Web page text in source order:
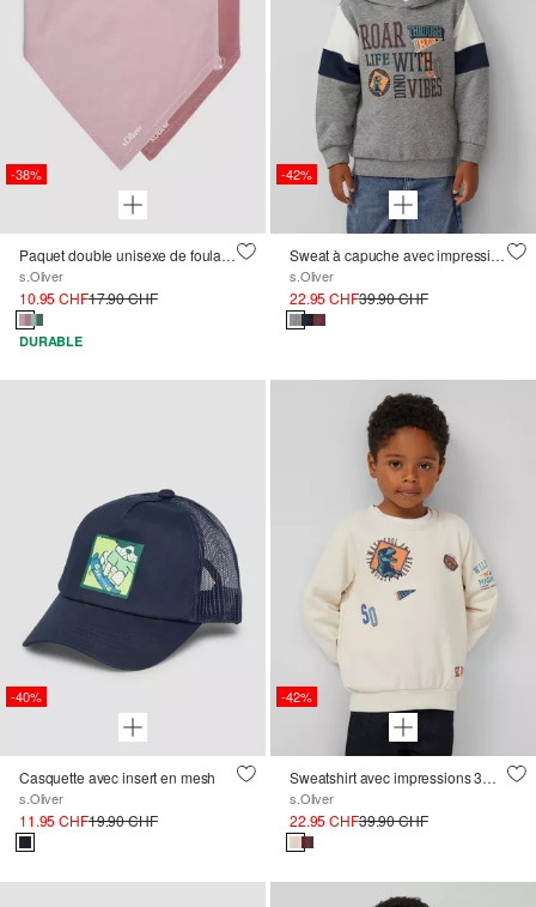
-38%
Paquet double unisexe de foulards triangulaires
s.Oliver
10.95 CHF17.90 CHF
DURABLE
-42%
Sweat à capuche avec impression et détails contrastés
s.Oliver
22.95 CHF39.90 CHF
-40%
Casquette avec insert en mesh
s.Oliver
11.95 CHF19.90 CHF
-42%
Sweatshirt avec impressions 3D et détails de broderie
s.Oliver
22.95 CHF39.90 CHF